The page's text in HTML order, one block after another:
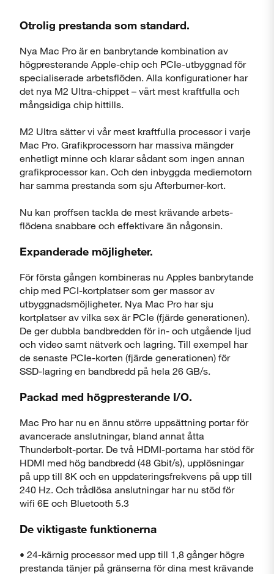
Otrolig prestanda som standard.
Nya Mac Pro är en banbrytande kombination av
högpresterande Apple-chip och PCIe-utbyggnad för
specialiserade arbetsflöden. Alla konfigurationer har
det nya M2 Ultra-chippet – vårt mest kraftfulla och
mångsidiga chip hittills.
M2 Ultra sätter vi vår mest kraftfulla processor i varje
Mac Pro. Grafik­processorn har massiva mängder
enhetligt minne och klarar sådant som ingen annan
grafik­processor kan. Och den inbyggda mediemotorn
har samma prestanda som sju Afterburner-kort.
Nu kan proffsen tackla de mest krävande arbets­
flödena snabbare och effektivare än någonsin.
Expanderade möjligheter.
För första gången kombineras nu Apples banbrytande
chip med PCI-kortplatser som ger massor av
utbyggnads­möjligheter. Nya Mac Pro har sju
kortplatser av vilka sex är PCIe (fjärde generationen).
De ger dubbla bandbredden för in- och utgående ljud
och video samt nätverk och lagring. Till exempel har
de senaste PCIe-korten (fjärde generationen) för
SSD-lagring en bandbredd på hela 26 GB/s.
Packad med högpresterande I/O.
Mac Pro har nu en ännu större uppsättning portar för
avancerade anslutningar, bland annat åtta
Thunderbolt-portar. De två HDMI-portarna har stöd för
HDMI med hög bandbredd (48 Gbit/s), upp­lös­ningar
på upp till 8K och en upp­daterings­frekvens på upp till
240 Hz. Och trådlösa anslutningar har nu stöd för
wifi 6E och Bluetooth 5.3
De viktigaste funktionerna
• 24-kärnig processor med upp till 1,8 gånger högre
prestanda tänjer på gränserna för dina mest krävande
Stäng